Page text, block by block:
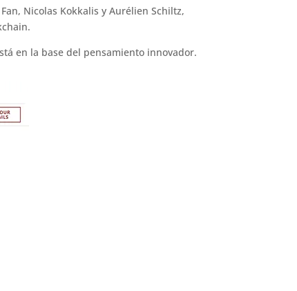
Nicolas Kokkalis y Aurélien Schiltz,
en la base del pensamiento innovador.